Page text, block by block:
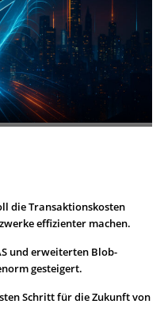
die Transaktionskosten
effizienter machen.
und erweiterten Blob-
gesteigert.
Schritt für die Zukunft von